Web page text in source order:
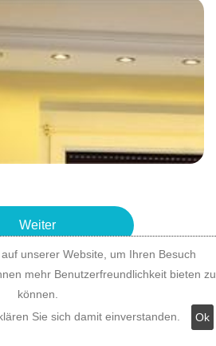
Weiter
unserer Website, um Ihren Besuch
mehr Benutzerfreundlichkeit bieten zu
können.
Sie sich damit einverstanden.
Ok